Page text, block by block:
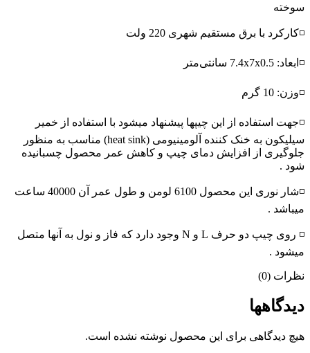
سوخته
◽کارکرد با برق مستقیم شهری 220 ولت
◽ابعاد: 7.4x7x0.5 سانتی‌متر
◽وزن: 10 گرم
◽جهت استفاده از این چیپها پیشنهاد میشود با استفاده از خمیر
سیلیکون به خنک کننده آلومینیومی (heat sink) مناسب به منظور
جلوگیری از افزایش دمای چیپ و کاهش عمر محصول چسبانیده
شود .
◽شار نوری این محصول 6100 لومن و طول عمر آن 40000 ساعت
میباشد .
◽ روی چیپ دو حرف L و N وجود دارد که فاز و نول به آنها متصل
میشود .
نظرات (0)
دیدگاهها
هیچ دیدگاهی برای این محصول نوشته نشده است.